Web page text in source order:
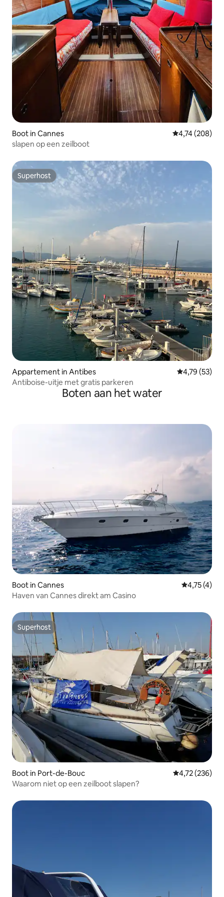
Boot in Cannes Gemiddelde
4,74 (208)
slapen op een zeilboot
Superhost
Superhost
Appartement in Antibes Gemiddelde
4,79 (53)
Antiboise-uitje met gratis parkeren
Boten aan het water
Boot in Cannes
4,75 (4)
Haven van Cannes direkt am Casino
Superhost
Superhost
Boot in Port-de-Bouc Gemiddelde
4,72 (236)
Waarom niet op een zeilboot slapen?